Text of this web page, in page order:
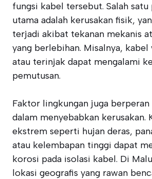
fungsi kabel tersebut. Salah satu
utama adalah kerusakan fisik,
terjadi akibat tekanan mekanis
yang berlebihan. Misalnya,
atau terinjak dapat mengalami
pemutusan.
Faktor lingkungan juga
dalam menyebabkan kerusakan.
ekstrem seperti hujan deras,
atau kelembapan tinggi dapat
korosi pada isolasi kabel. Di
lokasi geografis yang rawan